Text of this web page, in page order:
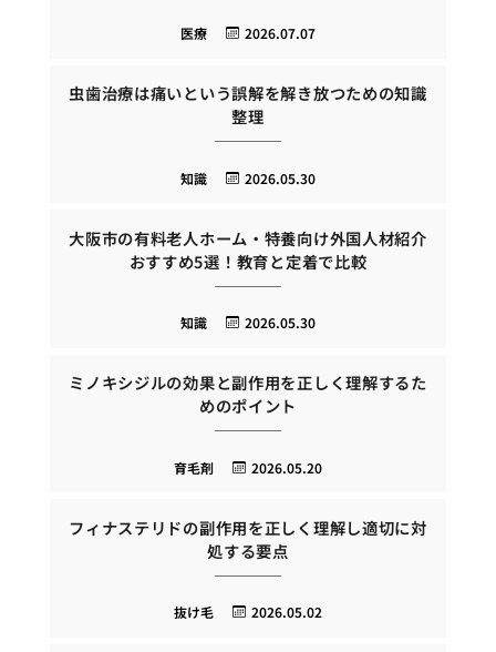
2026.07.07
医療
虫歯治療は痛いという誤解を解き放つための知識
整理
2026.05.30
知識
大阪市の有料老人ホーム・特養向け外国人材紹介
おすすめ5選！教育と定着で比較
2026.05.30
知識
ミノキシジルの効果と副作用を正しく理解するた
めのポイント
2026.05.20
育毛剤
フィナステリドの副作用を正しく理解し適切に対
処する要点
2026.05.02
抜け毛